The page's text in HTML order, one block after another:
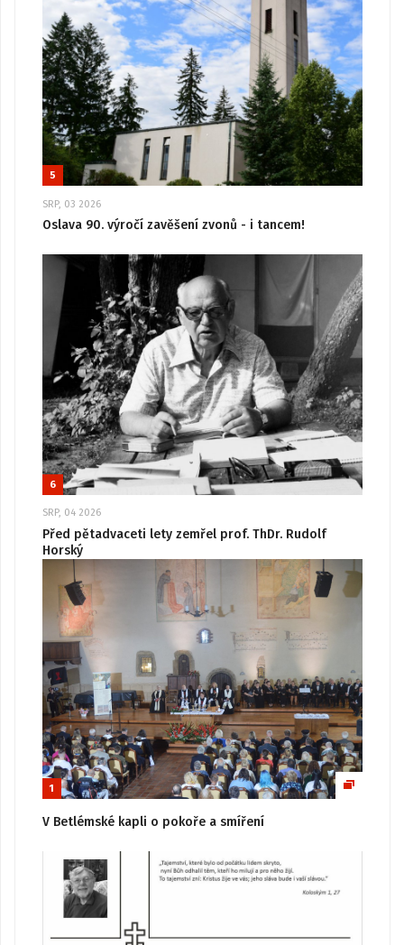
5
SRP, 03 2026
Oslava 90. výročí zavěšení zvonů - i tancem!
6
SRP, 04 2026
Před pětadvaceti lety zemřel prof. ThDr. Rudolf
Horský
1
V Betlémské kapli o pokoře a smíření